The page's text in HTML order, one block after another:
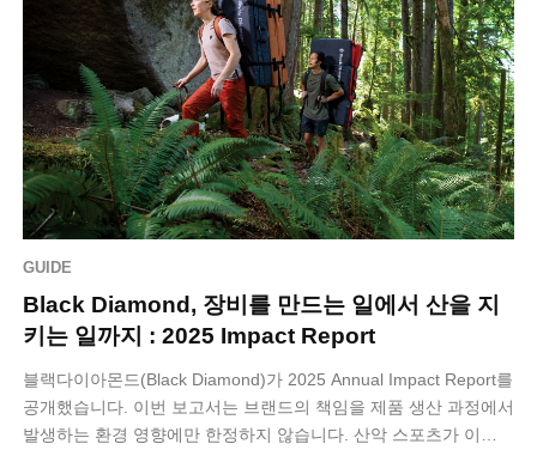
GUIDE
Black Diamond, 장비를 만드는 일에서 산을 지
키는 일까지 : 2025 Impact Report
블랙다이아몬드(Black Diamond)가 2025 Annual Impact Report를
공개했습니다. 이번 보고서는 브랜드의 책임을 제품 생산 과정에서
발생하는 환경 영향에만 한정하지 않습니다. 산악 스포츠가 이…